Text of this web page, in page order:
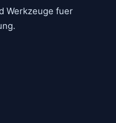
Werkzeuge fuer